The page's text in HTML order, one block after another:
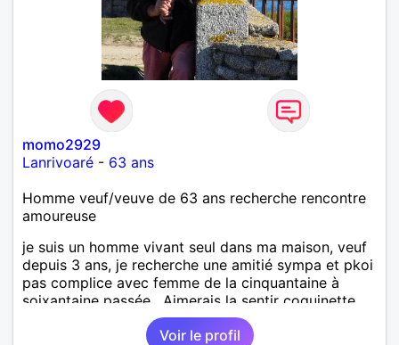
momo2929
Lanrivoaré - 63 ans
Homme veuf/veuve de 63 ans recherche rencontre
amoureuse
je suis un homme vivant seul dans ma maison, veuf
depuis 3 ans, je recherche une amitié sympa et pkoi
pas complice avec femme de la cinquantaine à
soixantaine passée . Aimerais la sentir coquinette,
pour se faire des bisous et qui sait se découvrir
Voir le profil